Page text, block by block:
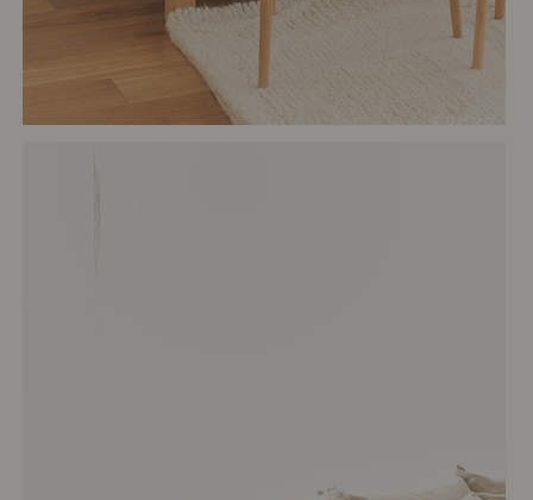
# リビング